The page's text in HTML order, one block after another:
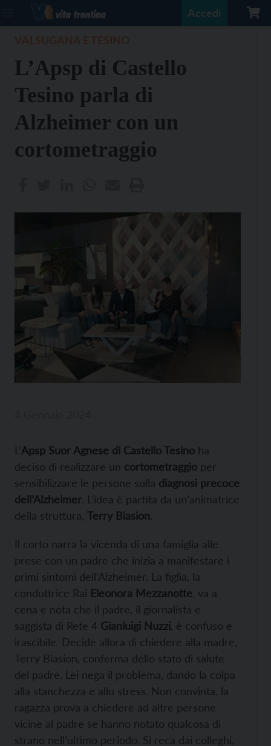
Accedi
L’Apsp di Castello
Tesino parla di
Alzheimer con un
cortometraggio
L’Apsp Suor Agnese di Castello Tesino ha
deciso di realizzare un cortometraggio per
sensibilizzare le persone sulla diagnosi precoce
dell’Alzheimer. L’idea è partita da un’animatrice
della struttura, Terry Biasion.
Il corto narra la vicenda di una famiglia alle
prese con un padre che inizia a manifestare i
primi sintomi dell’Alzheimer. La figlia, la
conduttrice Rai Eleonora Mezzanotte , va a
cena e nota che il padre, il giornalista e
saggista di Rete 4 Gianluigi Nuzzi , è confuso e
irascibile. Decide allora di chiedere alla madre,
Terry Biasion, conferma dello stato di salute
del padre. Lei nega il problema, dando la colpa
alla stanchezza e allo stress. Non convinta, la
ragazza prova a chiedere ad altre persone
vicine al padre se hanno notato qualcosa di
strano nell’ultimo periodo. Si reca dai colleghi,